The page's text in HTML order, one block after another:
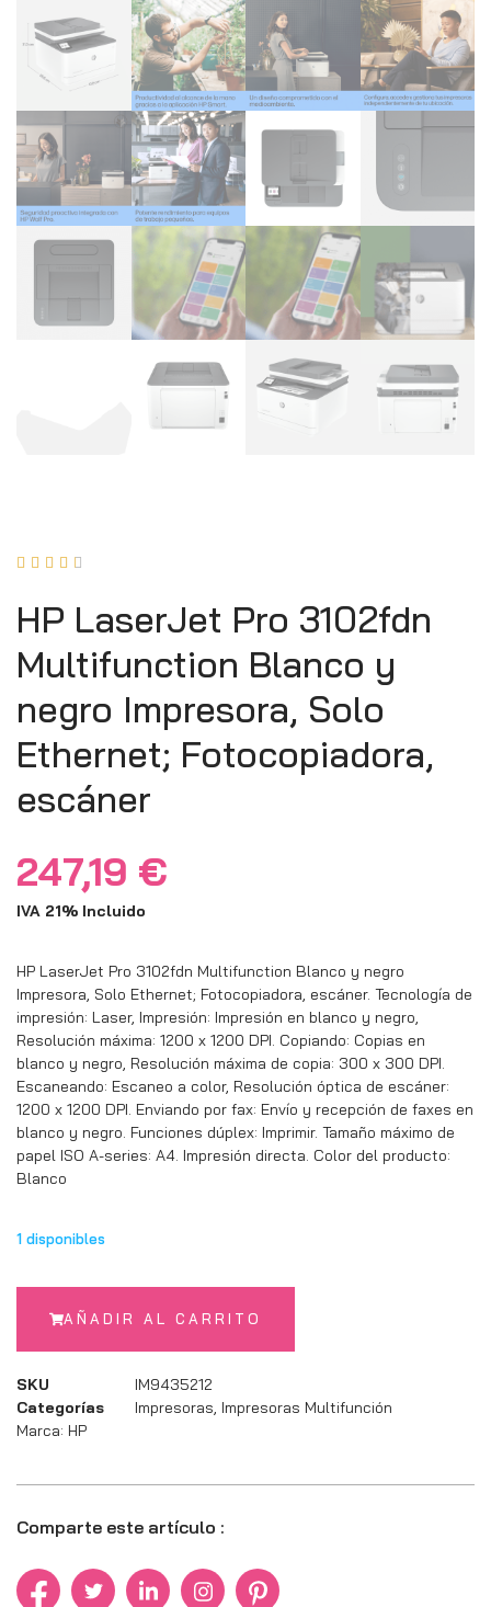
    
HP LaserJet Pro 3102fdn
Multifunction Blanco y
negro Impresora, Solo
Ethernet; Fotocopiadora,
escáner
247,19 €
IVA 21% Incluido
HP LaserJet Pro 3102fdn Multifunction Blanco y negro
Impresora, Solo Ethernet; Fotocopiadora, escáner. Tecnología de
impresión: Laser, Impresión: Impresión en blanco y negro,
Resolución máxima: 1200 x 1200 DPI. Copiando: Copias en
blanco y negro, Resolución máxima de copia: 300 x 300 DPI.
Escaneando: Escaneo a color, Resolución óptica de escáner:
1200 x 1200 DPI. Enviando por fax: Envío y recepción de faxes en
blanco y negro. Funciones dúplex: Imprimir. Tamaño máximo de
papel ISO A-series: A4. Impresión directa. Color del producto:
Blanco
1 disponibles
AÑADIR AL CARRITO
SKU
IM9435212
Categorías
Impresoras, Impresoras Multifunción
Marca: HP
Comparte este artículo :